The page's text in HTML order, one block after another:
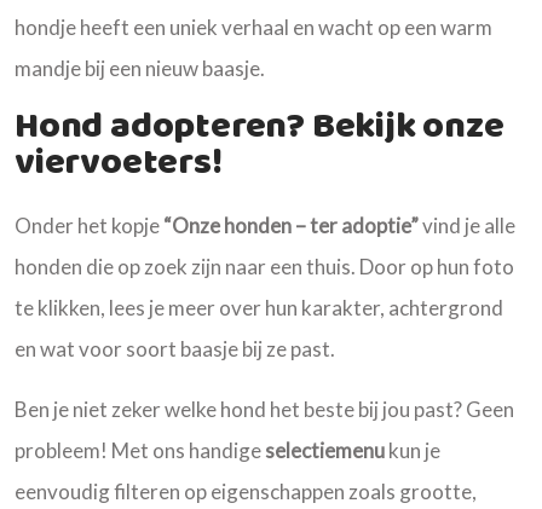
hondje heeft een uniek verhaal en wacht op een warm
mandje bij een nieuw baasje.
Hond adopteren? Bekijk onze
viervoeters!
Onder het kopje“Onze honden – ter adoptie”vind je alle
honden die op zoek zijn naar een thuis. Door op hun foto
te klikken, lees je meer over hun karakter, achtergrond
en wat voor soort baasje bij ze past.
Ben je niet zeker welke hond het beste bij jou past? Geen
probleem! Met ons handigeselectiemenukun je
eenvoudig filteren op eigenschappen zoals grootte,